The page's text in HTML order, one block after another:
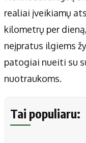
realiai įveikiamų
kilometrų per
neįpratus ilgiems
patogiai nueiti su
nuotraukoms.
Tai populiaru: